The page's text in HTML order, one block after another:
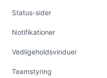
Status-sider
Notifikationer
Vedligeholdsvinduer
Teamstyring